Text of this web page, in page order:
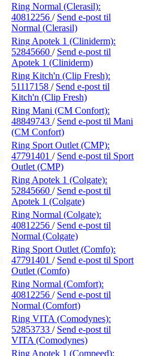
Ring Normal (Clerasil):
40812256 / Send e-post til
Normal (Clerasil)
Ring Apotek 1 (Cliniderm):
52845660 / Send e-post til
Apotek 1 (Cliniderm)
Ring Kitch'n (Clip Fresh):
51117158 / Send e-post til
Kitch'n (Clip Fresh)
Ring Mani (CM Confort):
48849743 / Send e-post til Mani
(CM Confort)
Ring Sport Outlet (CMP):
47791401 / Send e-post til Sport
Outlet (CMP)
Ring Apotek 1 (Colgate):
52845660 / Send e-post til
Apotek 1 (Colgate)
Ring Normal (Colgate):
40812256 / Send e-post til
Normal (Colgate)
Ring Sport Outlet (Comfo):
47791401 / Send e-post til Sport
Outlet (Comfo)
Ring Normal (Comfort):
40812256 / Send e-post til
Normal (Comfort)
Ring VITA (Comodynes):
52853733 / Send e-post til
VITA (Comodynes)
Ring Apotek 1 (Compeed):